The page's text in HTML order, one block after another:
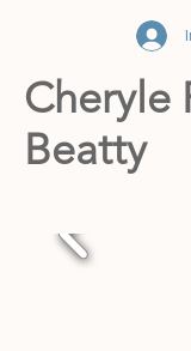
Cheryle
Beatty